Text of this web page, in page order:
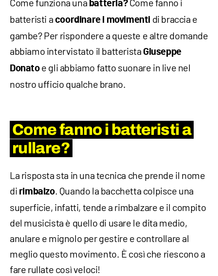
Come funziona una batteria?Come fanno i
batteristi a coordinare i movimenti di braccia e
gambe? Per rispondere a queste e altre domande
abbiamo intervistato il batterista Giuseppe
Donatoe gli abbiamo fatto suonare in live nel
nostro ufficio qualche brano.
Come fanno i batteristi a
rullare?
La risposta sta in una tecnica che prende il nome
di rimbalzo. Quando la bacchetta colpisce una
superficie, infatti, tende a rimbalzare e il compito
del musicista è quello di usare le dita medio,
anulare e mignolo per gestire e controllare al
meglio questo movimento. È così che riescono a
fare rullate così veloci!